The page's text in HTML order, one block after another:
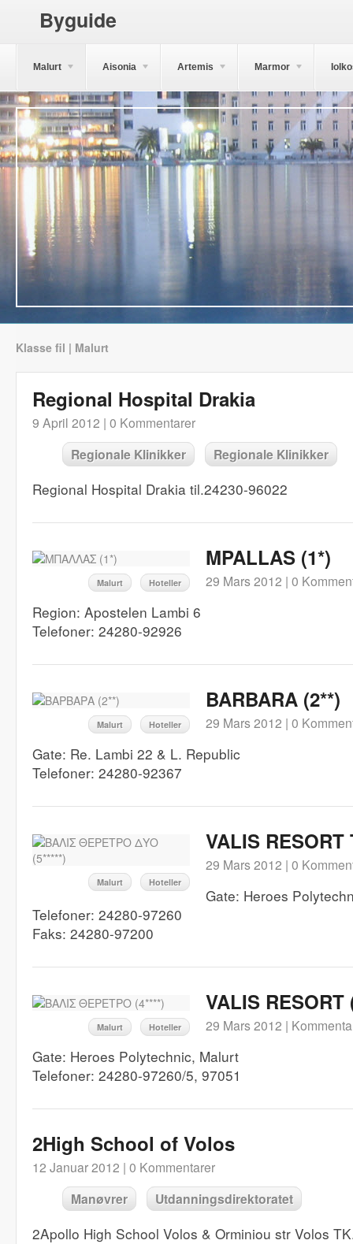
Byguide
Malurt Aisonia Artemis Marmor
Klasse fil | Malurt
Regional Hospital Drakia
9 April 2012 | 0 Kommentarer
Regionale Klinikker Regionale Klinikker
Regional Hospital Drakia til.24230-96022
Malurt Hoteller
MPALLAS (1*)
29 Mars 2012 | 0
Region: Apostelen Lambi 6
Telefoner: 24280-92926
Malurt Hoteller
BARBARA (2**)
29 Mars 2012 | 0
Gate: Re. Lambi 22 & L. Republic
Telefoner: 24280-92367
Malurt Hoteller
VALIS RESORT
29 Mars 2012 | 0
Gate: Heroes
Telefoner: 24280-97260
Faks: 24280-97200
Malurt Hoteller
VALIS RESORT
29 Mars 2012 |
Gate: Heroes Polytechnic, Malurt
Telefoner: 24280-97260/5, 97051
2High School of Volos
12 Januar 2012 | 0 Kommentarer
Manøvrer Utdanningsdirektoratet
2Apollo High School Volos & Orminiou str Volos